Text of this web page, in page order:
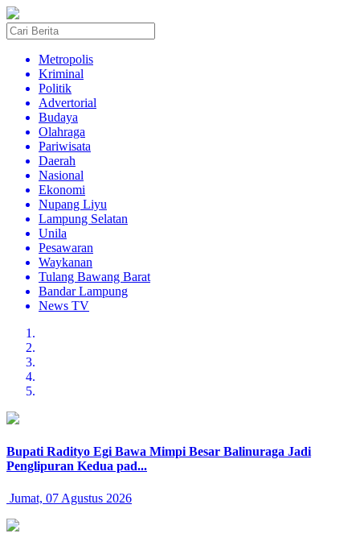
Metropolis
Kriminal
Politik
Advertorial
Budaya
Olahraga
Pariwisata
Daerah
Nasional
Ekonomi
Nupang Liyu
Lampung Selatan
Unila
Pesawaran
Waykanan
Tulang Bawang Barat
Bandar Lampung
News TV
Bupati Radityo Egi Bawa Mimpi Besar Balinuraga Jadi
Penglipuran Kedua pad...
Jumat, 07 Agustus 2026